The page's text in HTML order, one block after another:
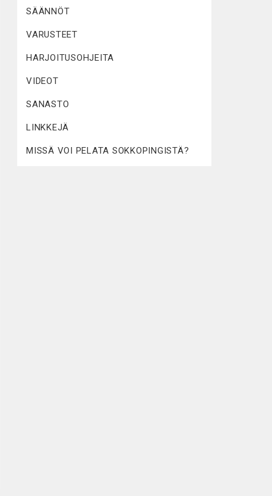
SÄÄNNÖT
VARUSTEET
HARJOITUSOHJEITA
VIDEOT
SANASTO
LINKKEJÄ
MISSÄ VOI PELATA SOKKOPINGISTÄ?